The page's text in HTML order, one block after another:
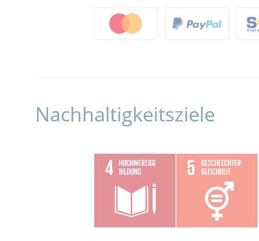
Nachhaltigkeitsziele